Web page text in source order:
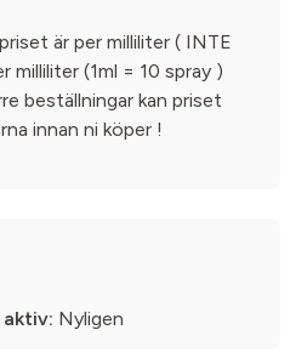
är per milliliter ( INTE
milliliter (1ml = 10 spray )
beställningar kan priset
innan ni köper !
Nyligen